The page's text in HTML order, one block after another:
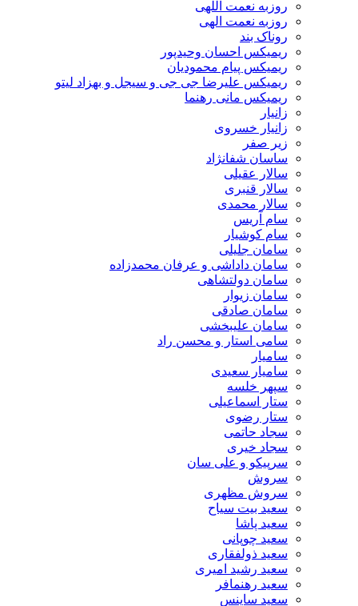
روزبه نعمت اللهی
روزبه نعمت الهی
روناک بند
ریمیکس احسان وحیدپور
ریمیکس پیام محمودیان
ریمیکس علیرضا جی جی و سیجل و بهزاد لیتو
ریمیکس مانی رهنما
زانیار
زانیار خسروی
زیر صفر
ساسان شفانژاد
سالار عقیلی
سالار قنبری
سالار محمدی
سام آریس
سام کوشیار
سامان جلیلی
سامان داداشی و عرفان محمدزاده
سامان دولتشاهی
سامان زیوار
سامان صادقی
سامان علیبخشی
سامی استار و محسن راد
سامیار
سامیار سعیدی
سپهر خلسه
ستار اسماعیلی
ستار رضوی
سجاد حاتمی
سجاد خیری
سرپیکو و علی سان
سروش
سروش مظهری
سعید بیت سیاح
سعید پاشا
سعید چوپانی
سعید ذولفقاری
سعید رشید امیری
سعید رهنمافر
سعید ساینس